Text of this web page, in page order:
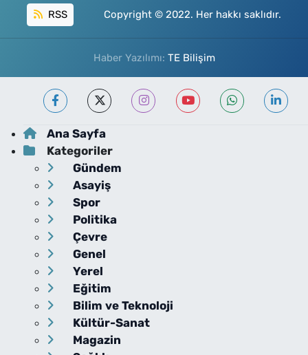
RSS Copyright © 2022. Her hakkı saklıdır.
Haber Yazılımı: TE Bilişim
Ana Sayfa
Kategoriler
Gündem
Asayiş
Spor
Politika
Çevre
Genel
Yerel
Eğitim
Bilim ve Teknoloji
Kültür-Sanat
Magazin